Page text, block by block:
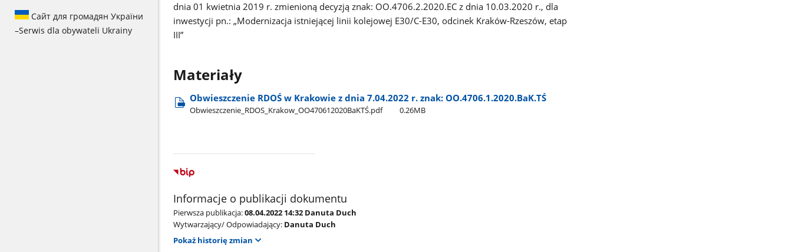
Сайт для громадян України
–Serwis dla obywateli Ukrainy
dnia 01 kwietnia 2019 r. zmienioną decyzją znak: OO.4706.2.2020.EC z dnia 10.03.2020 r., dla
inwestycji pn.: „Modernizacja istniejącej linii kolejowej E30/C-E30, odcinek Kraków-Rzeszów, etap
III”
Materiały
Obwieszczenie RDOŚ w Krakowie z dnia 7.04.2022 r. znak: OO.4706.1.2020.BaK.TŚ
Obwieszczenie​_RDOS​_Krakow​_OO470612020BaKTŚ.pdf 0.26MB
Informacje o publikacji dokumentu
Pierwsza publikacja:08.04.2022 14:32 Danuta Duch
Wytwarzający/ Odpowiadający: Danuta Duch
Pokaż historię zmian